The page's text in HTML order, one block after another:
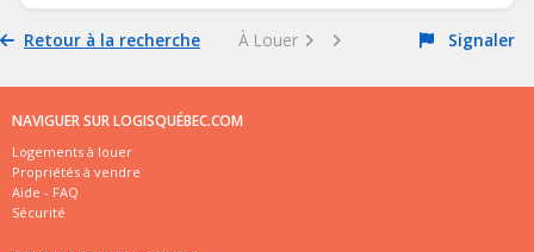
Retour à la recherche À Louer Signaler
NAVIGUER SUR LOGISQUÉBEC.COM
Logements à louer
Propriétés à vendre
Aide - FAQ
Sécurité